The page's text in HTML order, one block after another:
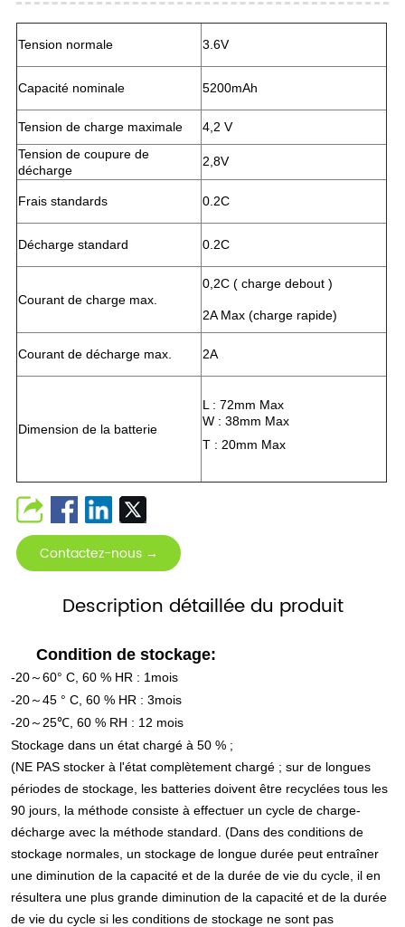
Tension normale 3.6V
Capacité nominale 5200mAh
Tension de charge maximale
4,2 V
Tension de coupure de
décharge
2,8V
Frais standards 0.2C
Décharge standard 0.2C
Courant de charge max.
0,2C ( charge debout )
2A Max (charge rapide)
Courant de décharge max. 2A
Dimension de la batterie
L : 72mm Max
W : 38mm Max
T : 20mm Max
Contactez-nous →
Description détaillée du produit
Condition de stockage:
-20 ～60° C, 60 % HR : 1 mois
-20 ～45 ° C, 60 % HR :3mois
-20 ～ 25℃, 60 % RH : 12 mois
Stockage dans un état chargé à 50 % ;
(NE PAS stocker à l'état complètement chargé ; sur de longues
périodes de stockage, les batteries doivent être recyclées tous les
90 jours, la méthode consiste à effectuer un cycle de charge-
décharge avec la méthode standard. (Dans des conditions de
stockage normales, un stockage de longue durée peut entraîner
une diminution de la capacité et de la durée de vie du cycle, il en
résultera une plus grande diminution de la capacité et de la durée
de vie du cycle si les conditions de stockage ne sont pas